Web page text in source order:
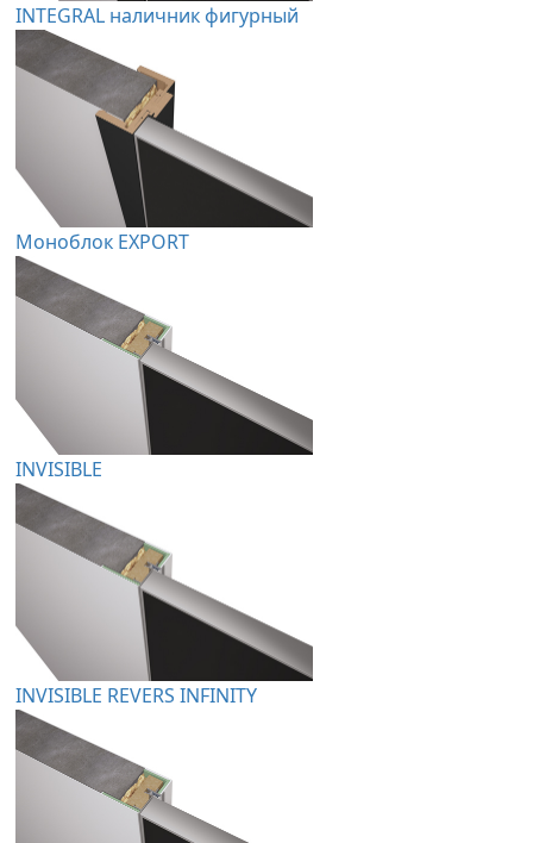
INTEGRAL наличник фигурный
Моноблок EXPORT
INVISIBLE
INVISIBLE REVERS INFINITY